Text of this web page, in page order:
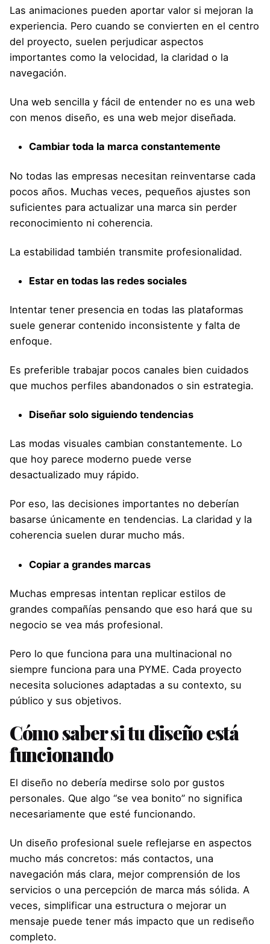
Las animaciones pueden aportar valor si mejoran la
experiencia. Pero cuando se convierten en el centro
del proyecto, suelen perjudicar aspectos
importantes como la velocidad, la claridad o la
navegación.
Una web sencilla y fácil de entender no es una web
con menos diseño, es una web mejor diseñada.
Cambiar toda la marca constantemente
No todas las empresas necesitan reinventarse cada
pocos años. Muchas veces, pequeños ajustes son
suficientes para actualizar una marca sin perder
reconocimiento ni coherencia.
La estabilidad también transmite profesionalidad.
Estar en todas las redes sociales
Intentar tener presencia en todas las plataformas
suele generar contenido inconsistente y falta de
enfoque.
Es preferible trabajar pocos canales bien cuidados
que muchos perfiles abandonados o sin estrategia.
Diseñar solo siguiendo tendencias
Las modas visuales cambian constantemente. Lo
que hoy parece moderno puede verse
desactualizado muy rápido.
Por eso, las decisiones importantes no deberían
basarse únicamente en tendencias. La claridad y la
coherencia suelen durar mucho más.
Copiar a grandes marcas
Muchas empresas intentan replicar estilos de
grandes compañías pensando que eso hará que su
negocio se vea más profesional.
Pero lo que funciona para una multinacional no
siempre funciona para una PYME. Cada proyecto
necesita soluciones adaptadas a su contexto, su
público y sus objetivos.
Cómo saber si tu diseño está
funcionando
El diseño no debería medirse solo por gustos
personales. Que algo “se vea bonito” no significa
necesariamente que esté funcionando.
Un diseño profesional suele reflejarse en aspectos
mucho más concretos: más contactos, una
navegación más clara, mejor comprensión de los
servicios o una percepción de marca más sólida. A
veces, simplificar una estructura o mejorar un
mensaje puede tener más impacto que un rediseño
completo.